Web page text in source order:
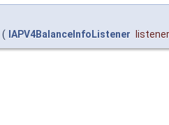
( IAPV4BalanceInfoListener listener